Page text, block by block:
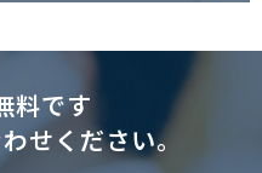
料です
せください。